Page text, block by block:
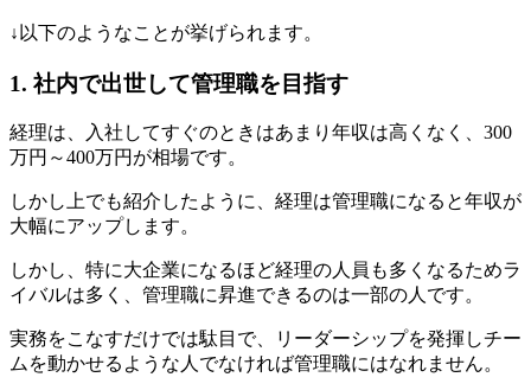
↓以下のようなことが挙げられます。
1. 社内で出世して管理職を目指す
経理は、入社してすぐのときはあまり年収は高くなく、300
万円～400万円が相場です。
しかし上でも紹介したように、経理は管理職になると年収が
大幅にアップします。
しかし、特に大企業になるほど経理の人員も多くなるためラ
イバルは多く、管理職に昇進できるのは一部の人です。
実務をこなすだけでは駄目で、リーダーシップを発揮しチー
ムを動かせるような人でなければ管理職にはなれません。